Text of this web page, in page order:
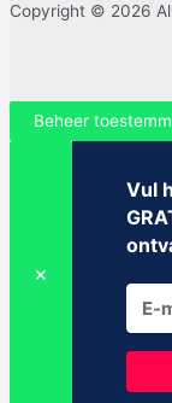
Copyright © 2026
Beheer
✕
Vul